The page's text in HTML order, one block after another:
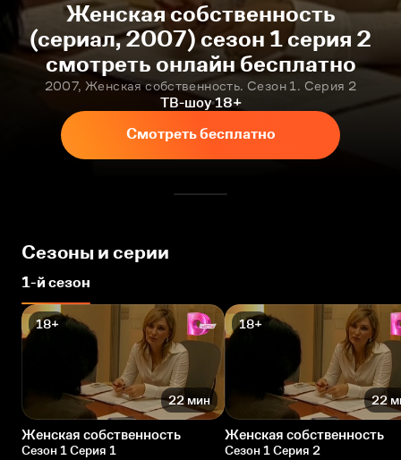
Женская собственность
(сериал, 2007) сезон 1 серия 2
смотреть онлайн бесплатно
2007, Женская собственность. Сезон 1. Серия 2
ТВ-шоу 18+
Смотреть бесплатно
Сезоны и серии
1-й сезон
18+
22 мин
Женская собственность
Сезон 1 Серия 1
18+
22
Женская собственность
Сезон 1 Серия 2